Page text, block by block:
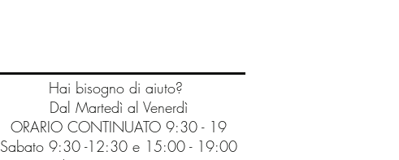
Hai bisogno di aiuto?
Dal Martedì al Venerdì
ORARIO CONTINUATO 9:30 - 19
Sabato 9:30 -12:30 e 15:00 - 19:00